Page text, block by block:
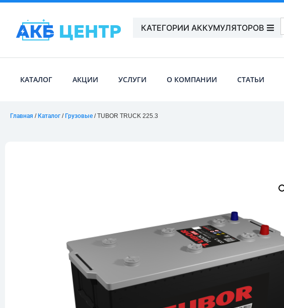
КАТЕГОРИИ АККУМУЛЯТОРОВ
КАТАЛОГ АКЦИИ УСЛУГИ О КОМПАНИИ СТАТЬИ
Главная / Каталог / Грузовые / TUBOR TRUCK 225.3